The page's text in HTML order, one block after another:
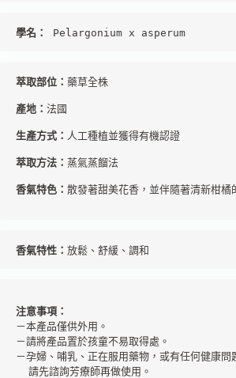
學名： Pelargonium x asperum
萃取部位： 藥草全株
產地： 法國
生產方式： 人工種植並獲得有機認證
萃取方法： 蒸氣蒸餾法
香氣特色： 散發著甜美花香，並伴隨著清新柑橘
香氣特性： 放鬆、舒緩、調和
注意事項：
－本產品僅供外用。
－請將產品置於孩童不易取得處。
－孕婦、哺乳、正在服用藥物，或有任何健康問
  請先諮詢芳療師再做使用。